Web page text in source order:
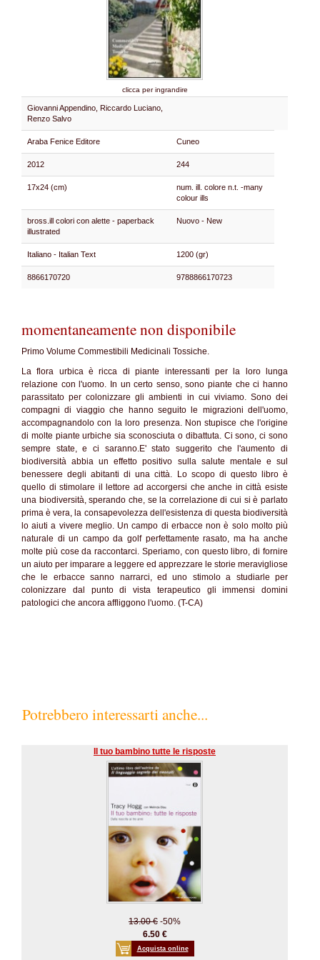
clicca per ingrandire
Giovanni Appendino, Riccardo Luciano,
Renzo Salvo
Araba Fenice Editore Cuneo
2012 244
17x24 (cm)
num. ill. colore n.t. -many
colour ills
bross.ill colori con alette - paperback
illustrated
Nuovo - New
Italiano - Italian Text 1200 (gr)
8866170720 9788866170723
momentaneamente non disponibile
Primo Volume Commestibili Medicinali Tossiche.
La flora urbica è ricca di piante interessanti per la loro lunga
relazione con l'uomo. In un certo senso, sono piante che ci hanno
parassitato per colonizzare gli ambienti in cui viviamo. Sono dei
compagni di viaggio che hanno seguito le migrazioni dell'uomo,
accompagnandolo con la loro presenza. Non stupisce che l'origine
di molte piante urbiche sia sconosciuta o dibattuta. Ci sono, ci sono
sempre state, e ci saranno.E' stato suggerito che l'aumento di
biodiversità abbia un effetto positivo sulla salute mentale e sul
benessere degli abitanti di una città. Lo scopo di questo libro è
quello di stimolare il lettore ad accorgersi che anche in città esiste
una biodiversità, sperando che, se la correlazione di cui si è parlato
prima è vera, la consapevolezza dell'esistenza di questa biodiversità
lo aiuti a vivere meglio. Un campo di erbacce non è solo molto più
naturale di un campo da golf perfettamente rasato, ma ha anche
molte più cose da raccontarci. Speriamo, con questo libro, di fornire
un aiuto per imparare a leggere ed apprezzare le storie meravigliose
che le erbacce sanno narrarci, ed uno stimolo a studiarle per
colonizzare dal punto di vista terapeutico gli immensi domini
patologici che ancora affliggono l'uomo. (T-CA)
Potrebbero interessarti anche...
Il tuo bambino tutte le risposte
13.00 € -50%
6.50 €
Acquista online